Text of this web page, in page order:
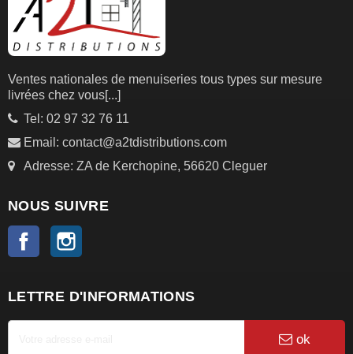
Ventes nationales de menuiseries tous types sur mesure
livrées chez vous[...]
Tel: 02 97 32 76 11
Email: contact@a2tdistributions.com
Adresse: ZA de Kerchopine, 56620 Cleguer
NOUS SUIVRE
Facebook
LETTRE D'INFORMATIONS
ok